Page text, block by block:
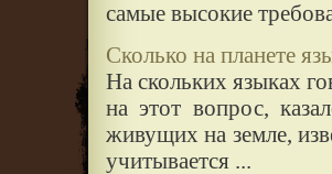
самые высокие
Сколько на планете
На скольких языках
на этот вопрос,
живущих на земле,
учитывается ...